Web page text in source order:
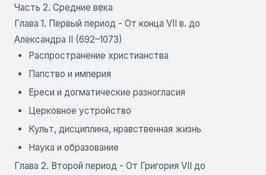
Часть 2. Средние века
Глава 1. Первый период - От конца VII в. до
Александра II (692–1073)
Распространение христианства
Папство и империя
Ереси и догматические разногласия
Церковное устройство
Культ, дисциплина, нравственная жизнь
Наука и образование
Глава 2. Второй период - От Григория VII до